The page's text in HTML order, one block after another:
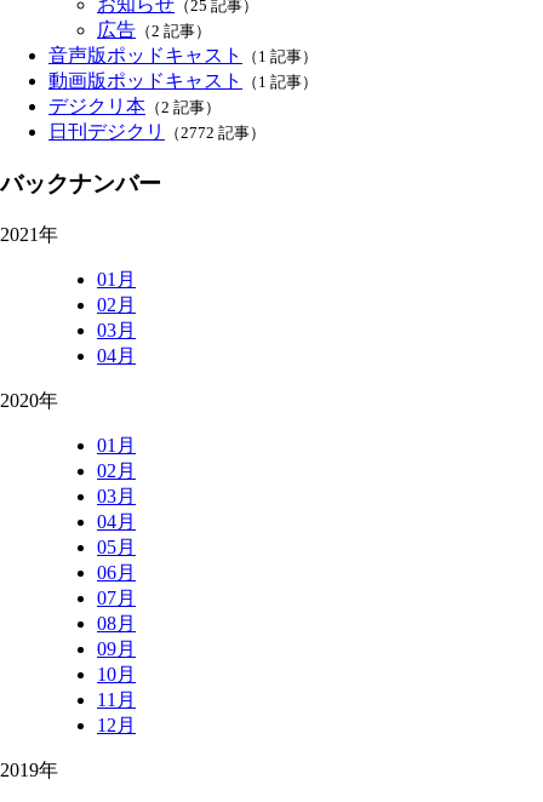
お知らせ （25 記事）
広告 （2 記事）
音声版ポッドキャスト （1 記事）
動画版ポッドキャスト （1 記事）
デジクリ本 （2 記事）
日刊デジクリ （2772 記事）
バックナンバー
2021年
01月
02月
03月
04月
2020年
01月
02月
03月
04月
05月
06月
07月
08月
09月
10月
11月
12月
2019年